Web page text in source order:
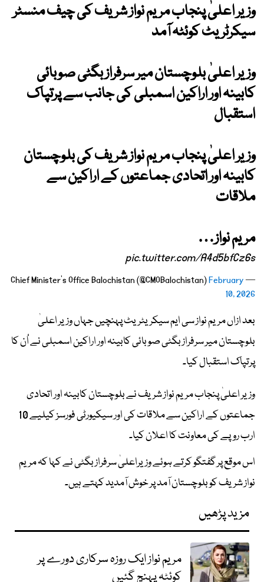
وزیر اعلیٰ پنجاب مریم نواز شریف کی چیف منسٹر
سیکرٹریٹ کوئٹہ آمد
وزیر اعلیٰ بلوچستان میر سرفراز بگٹی صوبائی
کابینہ اور اراکین اسمبلی کی جانب سے پرتپاک
استقبال
وزیر اعلیٰ پنجاب مریم نواز شریف کی بلوچستان
کابینہ اور اتحادی جماعتوں کے اراکین سے
ملاقات
مریم نواز…
pic.twitter.com/A4d5bfCz6s
— Chief Minister's Office Balochistan (@CMOBalochistan)
February
10, 2026
بعد ازاں مریم نواز سی ایم سیکریٹریٹ پہنچیں جہاں وزیر اعلیٰ
بلوچستان میر سرفراز بگٹی صوبائی کابینہ اور اراکین اسمبلی نے اُن کا
پرتپاک استقبال کیا۔
وزیر اعلیٰ پنجاب مریم نواز شریف نے بلوچستان کابینہ اور اتحادی
جماعتوں کے اراکین سے ملاقات کی اور سیکیورٹی فورسز کیلیے 10
ارب روپے کی معاونت کا اعلان کیا۔
اس موقع پر گفتگو کرتے ہوئے وزیراعلیٰ سرفراز بگٹی نے کہا کہ مریم
نواز شریف کو بلوچستان آمد پر خوش آمدید کہتے ہیں۔
مزید پڑھیں
مریم نواز ایک روزہ سرکاری دورے پر
کوئٹہ پہنچ گئیں